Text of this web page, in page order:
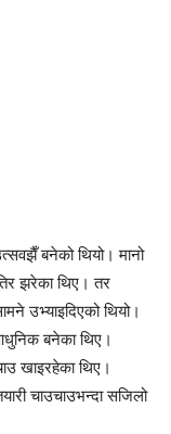
बनेको थियो। मानो
झरेका थिए। तर
उभ्याइदिएको थियो।
बनेका थिए।
खाइरहेका थिए।
चाउचाउभन्दा सजिलो